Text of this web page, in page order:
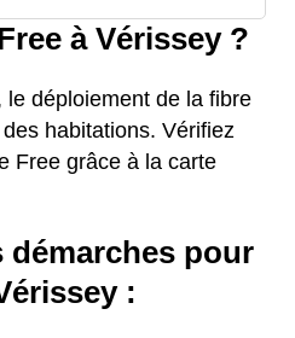
à Vérissey ?
le déploiement de la fibre
habitations. Vérifiez
Free grâce à la carte
démarches pour
: